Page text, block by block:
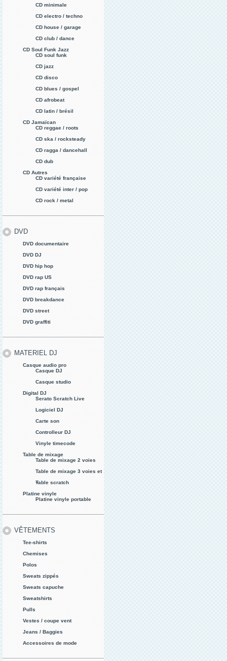
CD minimale
CD electro / techno
CD house / garage
CD club / dance
CD Soul Funk Jazz
CD soul funk
CD jazz
CD disco
CD blues / gospel
CD afrobeat
CD latin / brésil
CD Jamaïcan
CD reggae / roots
CD ska / rocksteady
CD ragga / dancehall
CD dub
CD Autres
CD variété française
CD variété inter / pop
CD rock / metal
DVD
DVD documentaire
DVD DJ
DVD hip hop
DVD rap US
DVD rap français
DVD breakdance
DVD street
DVD graffiti
MATERIEL DJ
Casque audio pro
Casque DJ
Casque studio
Digital DJ
Serato Scratch Live
Logiciel DJ
Carte son
Controlleur DJ
Vinyle timecode
Table de mixage
Table de mixage 2 voies
Table de mixage 3 voies et
+
Table scratch
Platine vinyle
Platine vinyle portable
VÊTEMENTS
Tee-shirts
Chemises
Polos
Sweats zippés
Sweats capuche
Sweatshirts
Pulls
Vestes / coupe vent
Jeans / Baggies
Accessoires de mode